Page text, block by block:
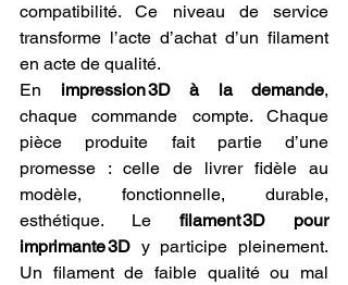
compatibilité. Ce niveau de service
transforme l’acte d’achat d’un filament
en acte de qualité.
En impression 3D à la demande,
chaque commande compte. Chaque
pièce produite fait partie d’une
promesse : celle de livrer fidèle au
modèle, fonctionnelle, durable,
esthétique. Le filament 3D pour
imprimante 3D y participe pleinement.
Un filament de faible qualité ou mal